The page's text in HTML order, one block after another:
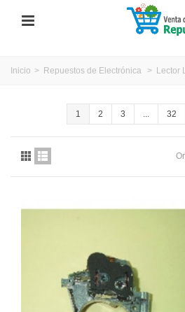
Inicio > Repuestos de Electrónica > Lector
1 2 3 ... 32